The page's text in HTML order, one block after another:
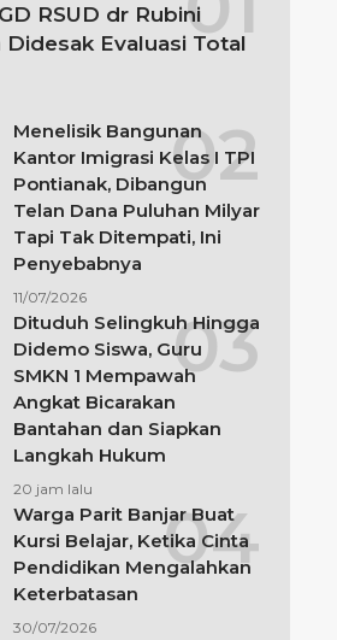
RSUD dr Rubini
Evaluasi Total
Menelisik Bangunan
Kantor Imigrasi Kelas I TPI
Pontianak, Dibangun
Telan Dana Puluhan Milyar
Tapi Tak Ditempati, Ini
Penyebabnya
11/07/2026
Dituduh Selingkuh Hingga
Didemo Siswa, Guru
SMKN 1 Mempawah
Angkat Bicarakan
Bantahan dan Siapkan
Langkah Hukum
20 jam lalu
Warga Parit Banjar Buat
Kursi Belajar, Ketika Cinta
Pendidikan Mengalahkan
Keterbatasan
30/07/2026